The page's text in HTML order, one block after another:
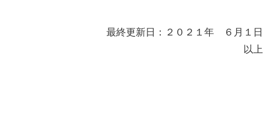
最終更新日：２０２１年 ６月１日
以上